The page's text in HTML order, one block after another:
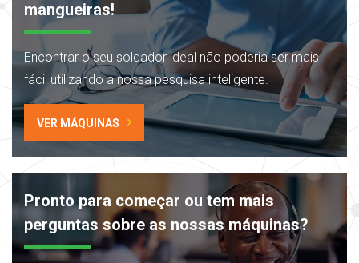
mangueiras!
Encontrar o seu soldador ideal não poderiaser mais
fácil utilizando a nossa pesquisa inteligente.
VER MÁQUINAS
Pronto para começar ou tem mais
perguntas sobre as nossas máquinas?